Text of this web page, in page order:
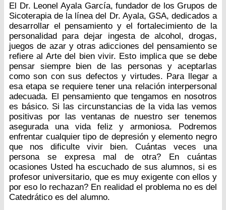
El Dr. Leonel Ayala García, fundador de los Grupos de
Sicoterapia de la línea del Dr. Ayala, GSA, dedicados a
desarrollar el pensamiento y el fortalecimiento de la
personalidad para dejar ingesta de alcohol, drogas,
juegos de azar y otras adicciones del pensamiento se
refiere al Arte del bien vivir. Esto implica que se debe
pensar siempre bien de las personas y aceptarlas
como son con sus defectos y virtudes. Para llegar a
esa etapa se requiere tener una relación interpersonal
adecuada. El pensamiento que tengamos en nosotros
es básico. Si las circunstancias de la vida las vemos
positivas por las ventanas de nuestro ser tenemos
asegurada una vida feliz y armoniosa. Podremos
enfrentar cualquier tipo de depresión y elemento negro
que nos dificulte vivir bien. Cuántas veces una
persona se expresa mal de otra? En cuántas
ocasiones Usted ha escuchado de sus alumnos, si es
profesor universitario, que es muy exigente con ellos y
por eso lo rechazan? En realidad el problema no es del
Catedrático es del alumno.